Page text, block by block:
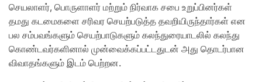
செயலாளர், பொருளாளர் மற்றும் நிர்வாக சபை உறுப்பினர்கள்
தமது கடமைகளை சரிவர செயற்படுத்த தவறியிருந்தார்கள் என
பல சம்பவங்களும் செயற்பாடுகளும் கலந்துரையாடலில் கலந்து
கொண்டவர்களினால் முன்வைக்கப்பட்டதுடன் அது தொடர்பான
விவாதங்களும் இடம் பெற்றன.